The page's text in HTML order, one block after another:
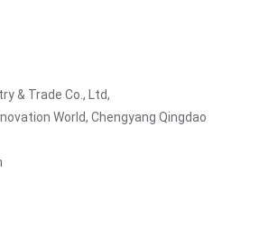
& Trade Co., Ltd,
World, Chengyang Qingdao